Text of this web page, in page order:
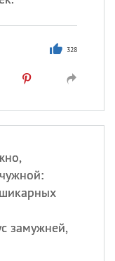
328
замужней,